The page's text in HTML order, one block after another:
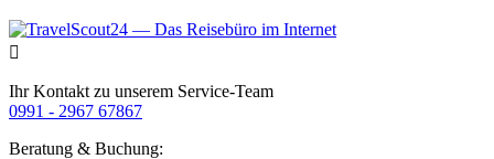
Ihr Kontakt zu unserem Service-Team
0991 - 2967 67867
Beratung & Buchung: